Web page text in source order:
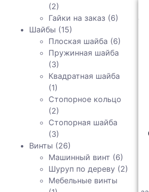
(2)
Гайки на заказ (6)
Шайбы (15)
Плоская шайба (6)
Пружинная шайба
(3)
Квадратная шайба
(1)
Стопорное кольцо
(2)
Стопорная шайба
(3)
Винты (26)
Машинный винт (6)
Шуруп по дереву (2)
Мебельные винты